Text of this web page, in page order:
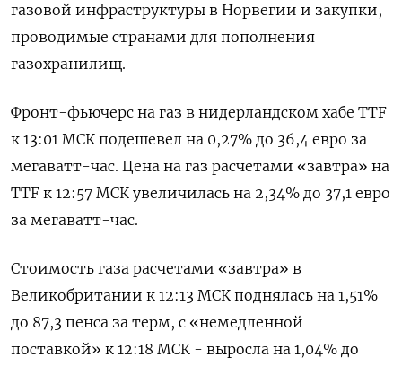
газовой инфраструктуры в Норвегии и закупки,
проводимые странами для пополнения
газохранилищ.
Фронт-фьючерс на газ в нидерландском хабе TTF
к 13:01 МСК подешевел на 0,27% до 36,4 евро за
мегаватт-час. Цена на газ расчетами «завтра» на
TTF к 12:57 МСК увеличилась на 2,34% до 37,1 евро
за мегаватт-час.
Стоимость газа расчетами «завтра» в
Великобритании к 12:13 МСК поднялась на 1,51%
до 87,3 пенса за терм, с «немедленной
поставкой» к 12:18 МСК - выросла на 1,04% до